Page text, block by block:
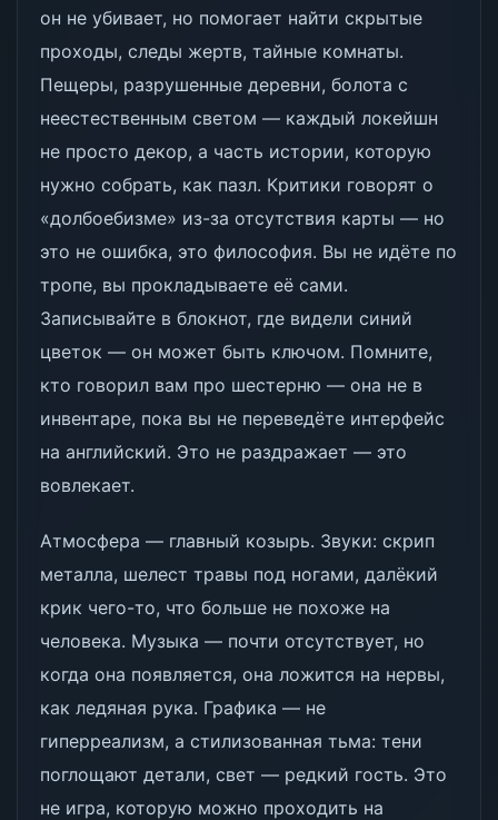
он не убивает, но помогает найти скрытые
проходы, следы жертв, тайные комнаты.
Пещеры, разрушенные деревни, болота с
неестественным светом — каждый локейшн
не просто декор, а часть истории, которую
нужно собрать, как пазл. Критики говорят о
«долбоебизме» из-за отсутствия карты — но
это не ошибка, это философия. Вы не идёте по
тропе, вы прокладываете её сами.
Записывайте в блокнот, где видели синий
цветок — он может быть ключом. Помните,
кто говорил вам про шестерню — она не в
инвентаре, пока вы не переведёте интерфейс
на английский. Это не раздражает — это
вовлекает.
Атмосфера — главный козырь. Звуки: скрип
металла, шелест травы под ногами, далёкий
крик чего-то, что больше не похоже на
человека. Музыка — почти отсутствует, но
когда она появляется, она ложится на нервы,
как ледяная рука. Графика — не
гиперреализм, а стилизованная тьма: тени
поглощают детали, свет — редкий гость. Это
не игра, которую можно проходить на